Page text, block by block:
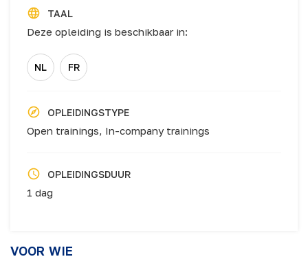
VOOR WIE
TAAL
Deze opleiding is beschikbaar in:
NL FR
OPLEIDINGSTYPE
Open trainings, In-company trainings
OPLEIDINGSDUUR
1 dag